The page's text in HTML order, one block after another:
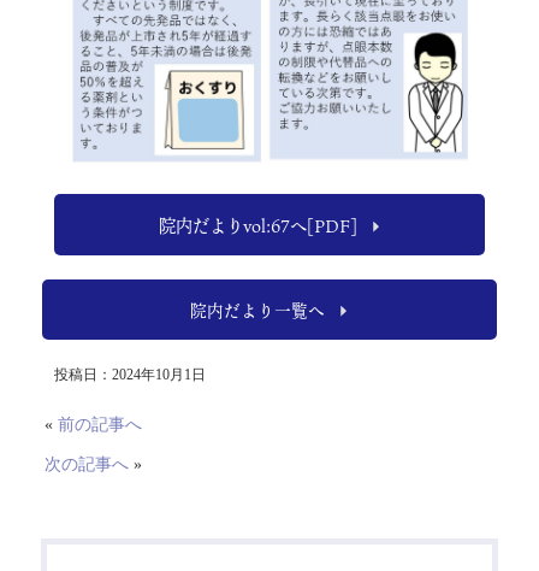
院内だよりvol:67へ[PDF]
院内だより一覧へ
投稿日：2024年10月1日
« 前の記事へ
次の記事へ »